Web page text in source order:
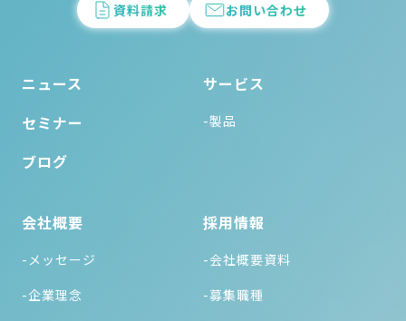
資料請求 お問い合わせ
ニュース
セミナー
ブログ
サービス
-製品
会社概要
-メッセージ
-企業理念
採用情報
-会社概要資料
-募集職種